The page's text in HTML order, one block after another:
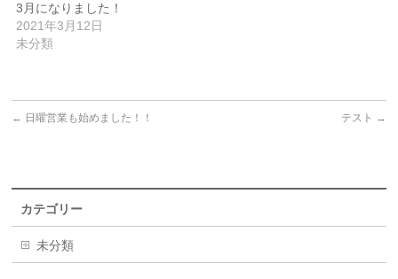
3月になりました！
2021年3月12日
未分類
← 日曜営業も始めました！！ テスト →
カテゴリー
未分類